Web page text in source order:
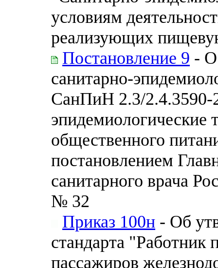
условиям
реализующих
Постановление 9 - О
санитарно-
СанПиН 2.3/2.4.3590-
эпидемиологические
общественного
постановлением
санитарного врача
№ 32
Приказ 100н - Об
стандарта "Работник
пассажиров